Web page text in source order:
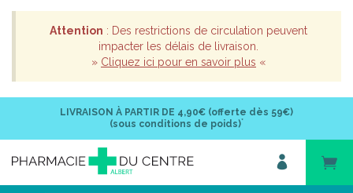
Attention : Des restrictions de circulation peuvent
impacter les délais de livraison.
» Cliquez ici pour en savoir plus «
LIVRAISON À PARTIR DE 4,90€ (offerte dès 59€)
(sous conditions de poids)*